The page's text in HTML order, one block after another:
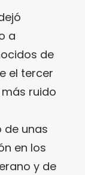
a
de
el tercer
ruido
de unas
en los
y de